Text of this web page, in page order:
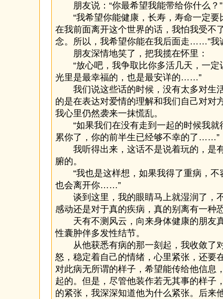
朋友说：“你最希望我能带给你什么？”
“我希望你能健康，长寿，寿命一定要
在我前面离开这个世界的话，我怕我受不
念。所以，我希望你能在我后面走……”我
朋友深情地笑了，把我揽在怀里：
“放心吧，我争取比你多活几天，一定
光里是最幸福的，也是最安详的……”
我们说这些话的时候，没有太多对生
的是在表达对爱情的理解和我们自己对对
我心里仍然袭来一抹慌乱。
“如果我们在没有走到一起的时候我就
累你了，你的前半生已经够不幸的了……”
我听得出来，这话不是说着玩的，是
腑的。
“我也是这样想，如果我得了重病，不
也会离开你……”
谈到这里，我的眼睛马上就湿润了，
感动还是对于真的疾病，真的别离有一种
天有不测风云，向来身体健康的朋友
性囊肿伴多发性结节。
从他获悉有病的那一刻起，我收敛了
怒，稳定着自己的情绪，心里紧张，还要
对此病无所谓的样子，希望能传给他信息
起的。但是，尽管他装作若无其事的样子
的紧张，我深深知道他为什么紧张。后来